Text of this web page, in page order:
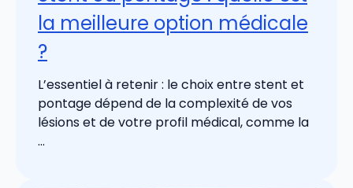
la meilleure option médicale
?
L’essentiel à retenir : le choix entre stent et
pontage dépend de la complexité de vos
lésions et de votre profil médical, comme la
...